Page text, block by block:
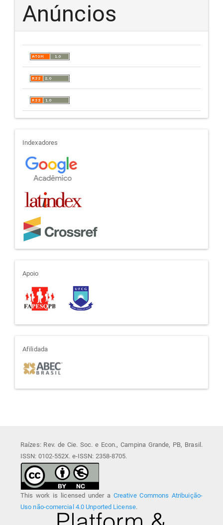
Anúncios
indexadores
Indexadores
apoio
Apoio
afiliada
Afilidada
Raízes: Rev. de Cie. Soc. e Econ., Campina Grande, PB, Brasil.
ISSN: 0102-552X. e-ISSN: 2358-8705.
This work is licensed under a Creative Commons Atribuição-
Uso não-comercial 4.0 Unported License.